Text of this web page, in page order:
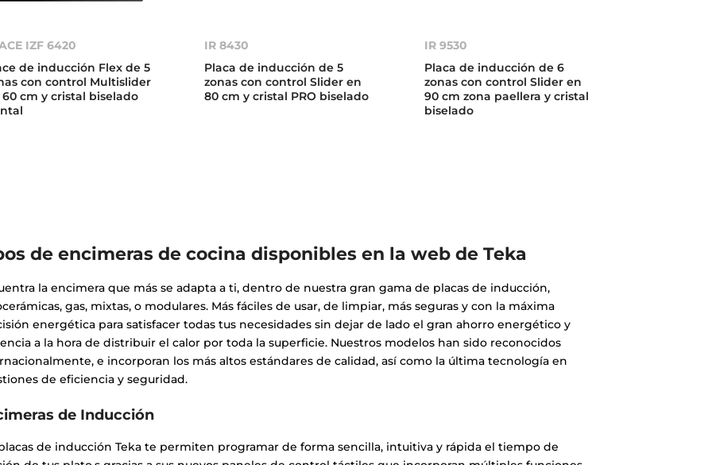
IZF 6420
de inducción Flex de 5
con control Multislider
cm y cristal biselado
IR 8430
Placa de inducción de 5
zonas con control Slider en
80 cm y cristal PRO biselado
IR 9530
Placa de inducción de 6
zonas con control Slider en
90 cm zona paellera y cristal
biselado
de encimeras de cocina disponibles en la web de Teka
la encimera que más se adapta a ti, dentro de nuestra gran gama de placas de inducción,
gas, mixtas, o modulares. Más fáciles de usar, de limpiar, más seguras y con la máxima
energética para satisfacer todas tus necesidades sin dejar de lado el gran ahorro energético y
a la hora de distribuir el calor por toda la superficie. Nuestros modelos han sido reconocidos
e incorporan los más altos estándares de calidad, así como la última tecnología en
de eficiencia y seguridad.
de Inducción
de inducción Teka te permiten programar de forma sencilla, intuitiva y rápida el tiempo de